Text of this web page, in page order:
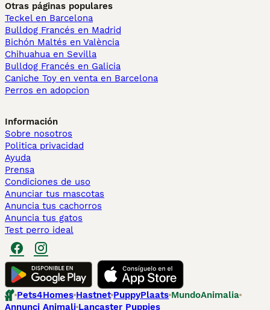
Otras páginas populares
Teckel en Barcelona
Bulldog Francés en Madrid
Bichón Maltés en València
Chihuahua en Sevilla
Bulldog Francés en Galicia
Caniche Toy en venta en Barcelona
Perros en adopcion
Información
Sobre nosotros
Politica privacidad
Ayuda
Prensa
Condiciones de uso
Anunciar tus mascotas
Anuncia tus cachorros
Anuncia tus gatos
Test perro ideal
Pets4Homes Hastnet PuppyPlaats MundoAnimalia
Annunci Animali Lancaster Puppies